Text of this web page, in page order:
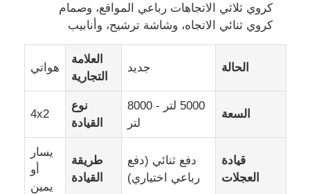
دراجة ثلاثية العجلات كهربائية للنظافة
كروي ثلاثي الاتجاهات رباعي المواقع، وصمام
كروي ثنائي الاتجاه، وشاشة ترشيح، وأنابيب
الحالة جديد
العلامة
التجارية
هواتي
السعة
5000 لتر - 8000
لتر
نوع
القيادة
4x2
قيادة
العجلات
دفع ثنائي (دفع
رباعي اختياري)
طريقة
القيادة
يسار
أو
يمين